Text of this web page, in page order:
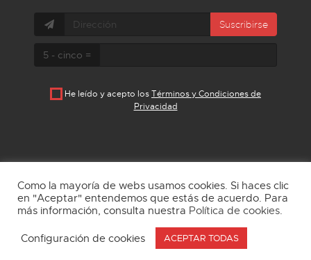
Suscribirse
5 - cinco =
He leído y acepto losTérminos y Condiciones de
Privacidad
Política de privacidad Cookies
Como la mayoría de webs usamos cookies. Si haces clic
en "Aceptar" entendemos que estás de acuerdo. Para
más información, consulta nuestra Política de cookies.
Configuración de cookies ACEPTAR TODAS